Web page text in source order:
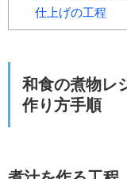
仕上げの工程
和食の煮物レ
作り方手順